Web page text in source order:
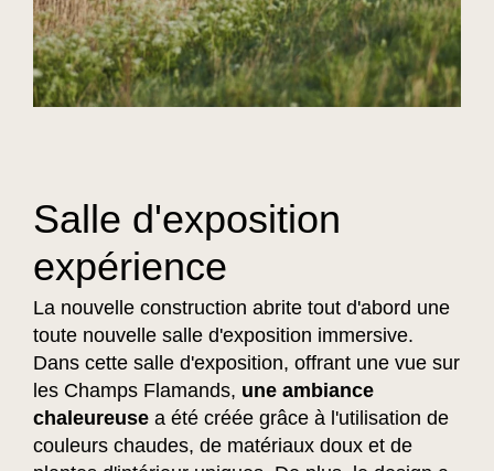
Salle d'exposition
expérience
La nouvelle construction abrite tout d'abord une
toute nouvelle salle d'exposition immersive.
Dans cette salle d'exposition, offrant une vue sur
les Champs Flamands, une ambiance
chaleureuse a été créée grâce à l'utilisation de
couleurs chaudes, de matériaux doux et de